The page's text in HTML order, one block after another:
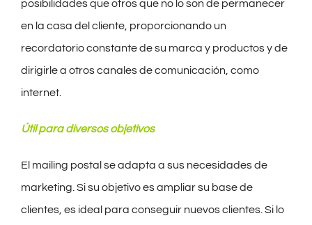
posibilidades que otros que no lo son de permanecer
en la casa del cliente, proporcionando un
recordatorio constante de su marca y productos y de
dirigirle a otros canales de comunicación, como
internet.
Útil para diversos objetivos
El mailing postal se adapta a sus necesidades de
marketing. Si su objetivo es ampliar su base de
clientes, es ideal para conseguir nuevos clientes. Si lo